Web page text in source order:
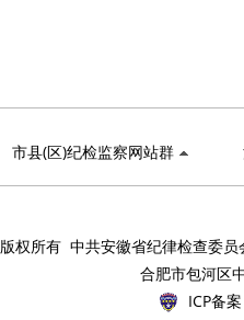
市县(区)纪检监察网站群
版权所有 中共安徽省纪律检查委
合肥市包河区
ICP备案